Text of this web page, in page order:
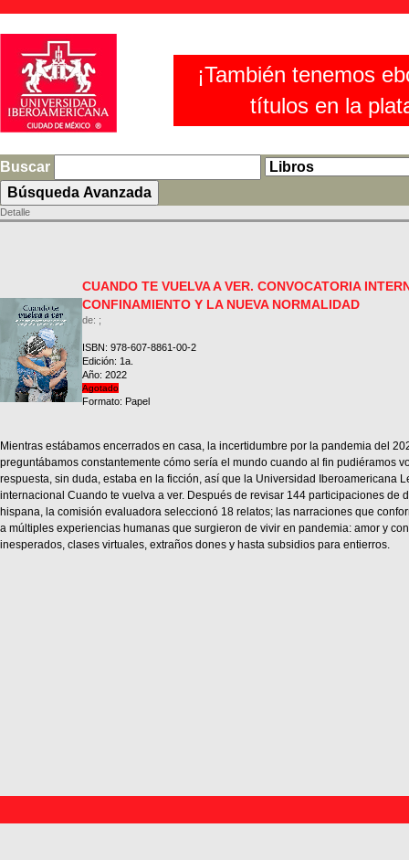
¡También tenemos
títulos en la
Buscar
Detalle
CUANDO TE VUELVA A VER. CONVOCATORIA
CONFINAMIENTO Y LA NUEVA NORMALIDAD
de: ;
ISBN: 978-607-8861-00-2
Edición: 1a.
Año: 2022
Agotado
Formato: Papel
Mientras estábamos encerrados en casa, la incertidumbre por la pandemia del
preguntábamos constantemente cómo sería el mundo cuando al fin pudiéramos
respuesta, sin duda, estaba en la ficción, así que la Universidad Iberoamericana
internacional Cuando te vuelva a ver. Después de revisar 144 participaciones de
hispana, la comisión evaluadora seleccionó 18 relatos; las narraciones que
a múltiples experiencias humanas que surgieron de vivir en pandemia: amor y
inesperados, clases virtuales, extraños dones y hasta subsidios para entierros.